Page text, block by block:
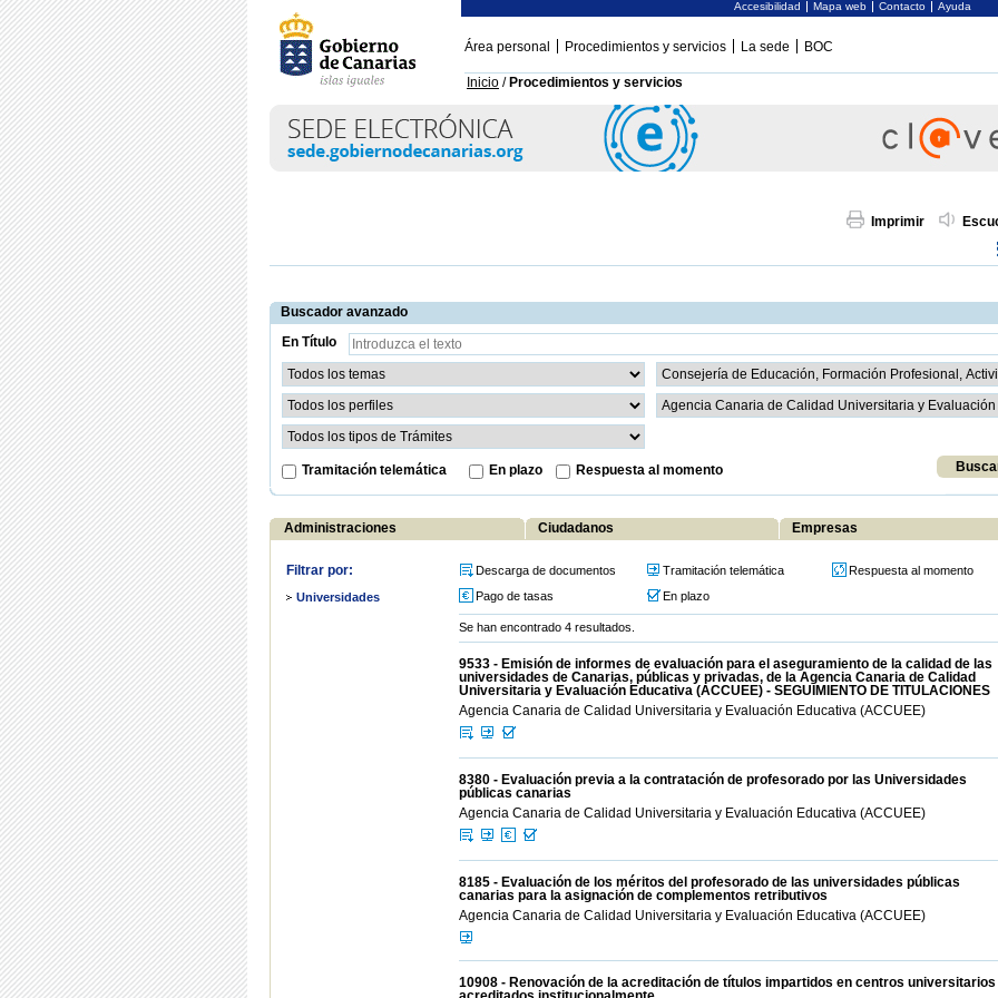
Accesibilidad Mapa web Contacto Ayuda
Área personal Procedimientos y servicios La sede BOC
Inicio / Procedimientos y servicios
Imprimir
Buscador avanzado
En Título
Tramitación telemática En plazo Respuesta al momento
Administraciones Ciudadanos Empresas
Filtrar por:
Universidades
Descarga de documentos Tramitación telemática
Respuesta al momento
Pago de tasas
En plazo
Se han encontrado 4 resultados.
9533 - Emisión de informes de evaluación para el aseguramiento de la calidad de las
universidades de Canarias, públicas y privadas, de la Agencia Canaria de Calidad
Universitaria y Evaluación Educativa (ACCUEE) - SEGUIMIENTO DE TITULACIONES
Agencia Canaria de Calidad Universitaria y Evaluación Educativa (ACCUEE)
8380 - Evaluación previa a la contratación de profesorado por las Universidades
públicas canarias
Agencia Canaria de Calidad Universitaria y Evaluación Educativa (ACCUEE)
8185 - Evaluación de los méritos del profesorado de las universidades públicas
canarias para la asignación de complementos retributivos
Agencia Canaria de Calidad Universitaria y Evaluación Educativa (ACCUEE)
10908 - Renovación de la acreditación de títulos impartidos en centros universitarios